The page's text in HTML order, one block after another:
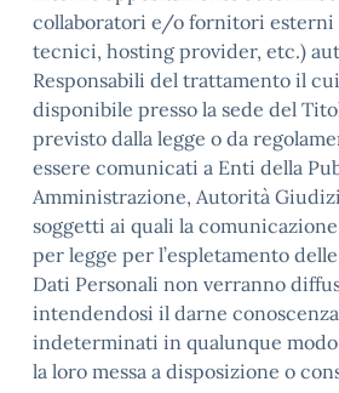
collaboratori e/o fornitori
tecnici, hosting provider, etc.)
Responsabili del trattamento il
disponibile presso la sede del
previsto dalla legge o da
essere comunicati a Enti della
Amministrazione, Autorità
soggetti ai quali la
per legge per l’espletamento
Dati Personali non verranno
intendendosi il darne
indeterminati in qualunque
la loro messa a disposizione o